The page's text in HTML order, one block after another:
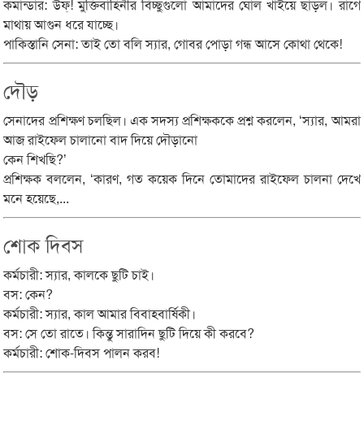
কমান্ডার: উফ্! মুক্তিবাহিনীর বিচ্ছুগুলো আমাদের ঘোল খাইয়ে ছাড়ল। রাগে
মাথায় আগুন ধরে যাচ্ছে।
পাকিস্তানি সেনা: তাই তো বলি স্যার, গোবর পোড়া গন্ধ আসে কোথা থেকে!
দৌড়
সেনাদের প্রশিক্ষণ চলছিল। এক সদস্য প্রশিক্ষককে প্রশ্ন করলেন, ‘স্যার, আমরা
আজ রাইফেল চালানো বাদ দিয়ে দৌড়ানো
কেন শিখছি?’
প্রশিক্ষক বললেন, ‘কারণ, গত কয়েক দিনে তোমাদের রাইফেল চালনা দেখে
মনে হয়েছে,...
শোক দিবস
কর্মচারী: স্যার, কালকে ছুটি চাই।
বস: কেন?
কর্মচারী: স্যার, কাল আমার বিবাহবার্ষিকী।
বস: সে তো রাতে। কিন্তু সারাদিন ছুটি দিয়ে কী করবে?
কর্মচারী: শোক-দিবস পালন করব!